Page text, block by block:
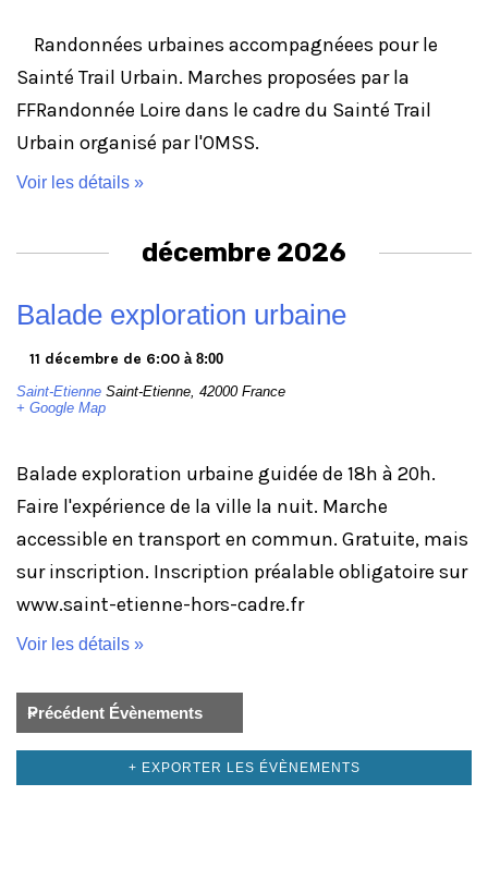
Randonnées urbaines accompagnéees pour le
Sainté Trail Urbain. Marches proposées par la
FFRandonnée Loire dans le cadre du Sainté Trail
Urbain organisé par l'OMSS.
Voir les détails »
décembre 2026
Balade exploration urbaine
11 décembre de 6:00 à 8:00
Saint-Etienne Saint-Etienne 42000 France
+ Google Map
Balade exploration urbaine guidée de 18h à 20h.
Faire l'expérience de la ville la nuit. Marche
accessible en transport en commun. Gratuite, mais
sur inscription. Inscription préalable obligatoire sur
www.saint-etienne-hors-cadre.fr
Voir les détails »
«
Précédent Évènements
+ EXPORTER LES ÉVÈNEMENTS